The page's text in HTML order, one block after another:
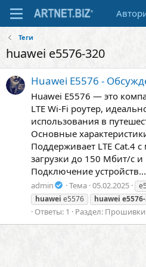
Теги
huawei e5576-320
Huawei E5576 -
Huawei E5576 — это
LTE Wi-Fi роутер,
использования в
Основные
Поддерживает LTE Cat.4
загрузки до 150 Мбит/с
Подключение устройств...
admin Тема 05.02.2025
huawei e5576 huawei
Ответы: 1 Раздел: Прошивки